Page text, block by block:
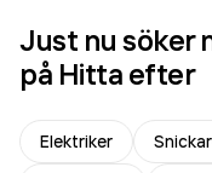
Just nu söker
på Hitta efter
Elektriker